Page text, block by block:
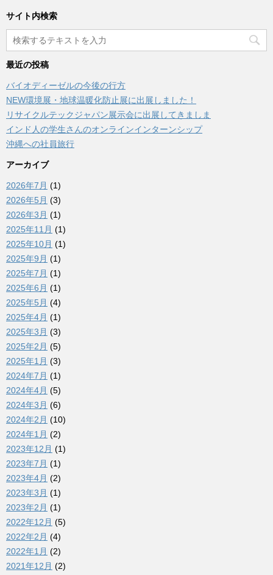
サイト内検索
最近の投稿
バイオディーゼルの今後の行方
NEW環境展・地球温暖化防止展に出展しました！
リサイクルテックジャパン展示会に出展してきましま
インド人の学生さんのオンラインインターンシップ
沖縄への社員旅行
アーカイブ
2026年7月 (1)
2026年5月 (3)
2026年3月 (1)
2025年11月 (1)
2025年10月 (1)
2025年9月 (1)
2025年7月 (1)
2025年6月 (1)
2025年5月 (4)
2025年4月 (1)
2025年3月 (3)
2025年2月 (5)
2025年1月 (3)
2024年7月 (1)
2024年4月 (5)
2024年3月 (6)
2024年2月 (10)
2024年1月 (2)
2023年12月 (1)
2023年7月 (1)
2023年4月 (2)
2023年3月 (1)
2023年2月 (1)
2022年12月 (5)
2022年2月 (4)
2022年1月 (2)
2021年12月 (2)